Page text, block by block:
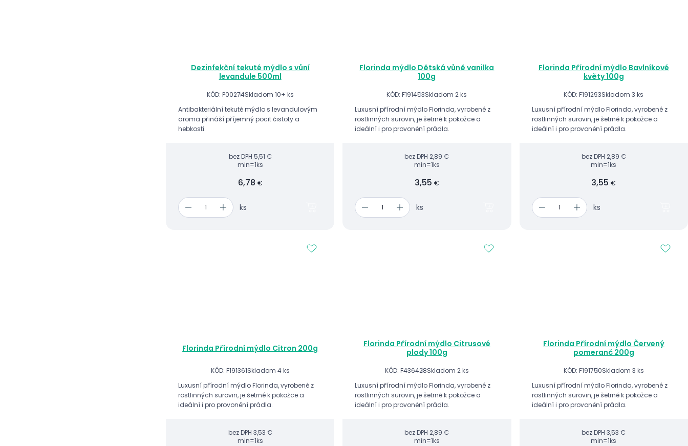
Dezinfekční tekuté mýdlo s vůní
levandule 500ml
KÓD: P00274Skladom 10+ ks
Antibakteriální tekuté mýdlo s levandulovým
aroma přináší příjemný pocit čistoty a
hebkosti.
bez DPH 5,51 €
min=1ks
6,78 €
ks
Florinda mýdlo Dětská vůně vanilka
100g
KÓD: F191453Skladom 2 ks
Luxusní přírodní mýdlo Florinda, vyrobené z
rostlinných surovin, je šetrné k pokožce a
ideální i pro provonění prádla.
bez DPH 2,89 €
min=1ks
3,55 €
ks
Florinda Přírodní mýdlo Bavlníkové
květy 100g
KÓD: F191293Skladom 3 ks
Luxusní přírodní mýdlo Florinda, vyrobené z
rostlinných surovin, je šetrné k pokožce a
ideální i pro provonění prádla.
bez DPH 2,89 €
min=1ks
3,55€
ks
Florinda Přírodní mýdlo Citron 200g
KÓD: F191361Skladom 4 ks
Luxusní přírodní mýdlo Florinda, vyrobené z
rostlinných surovin, je šetrné k pokožce a
ideální i pro provonění prádla.
bez DPH 3,53 €
min=1ks
Florinda Přírodní mýdlo Citrusové
plody 100g
KÓD: F436428Skladom 2 ks
Luxusní přírodní mýdlo Florinda, vyrobené z
rostlinných surovin, je šetrné k pokožce a
ideální i pro provonění prádla.
bez DPH 2,89 €
min=1ks
Florinda Přírodní mýdlo Červený
pomeranč 200g
KÓD: F191750Skladom 3 ks
Luxusní přírodní mýdlo Florinda, vyrobené z
rostlinných surovin, je šetrné k pokožce a
ideální i pro provonění prádla.
bez DPH 3,53 €
min=1ks